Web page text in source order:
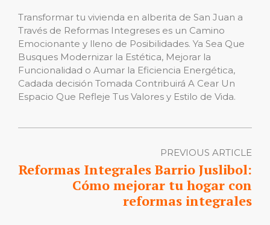
Transformar tu vivienda en alberita de San Juan a
Través de Reformas Integreses es un Camino
Emocionante y lleno de Posibilidades. Ya Sea Que
Busques Modernizar la Estética, Mejorar la
Funcionalidad o Aumar la Eficiencia Energética,
Cadada decisión Tomada Contribuirá A Cear Un
Espacio Que Refleje Tus Valores y Estilo de Vida.
PREVIOUS ARTICLE
Reformas Integrales Barrio Juslibol:
Cómo mejorar tu hogar con
reformas integrales